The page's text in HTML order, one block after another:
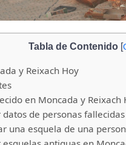
Tabla de Contenido [
y Reixach Hoy
en Moncada y Reixach
datos de personas
una esquela de una